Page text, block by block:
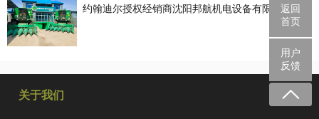
约翰迪尔授权经销商沈阳邦航机电设备有限公司返回
首页
用户
反馈
关于我们